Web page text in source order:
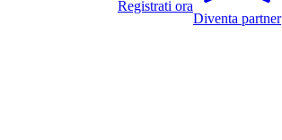
Registrati ora
Diventa partner